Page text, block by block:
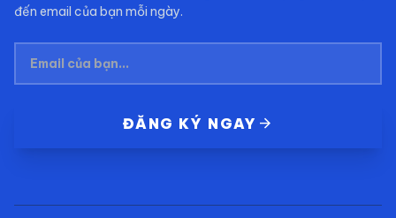
đến email của bạn mỗi ngày.
ĐĂNG KÝ NGAY arrow_forward